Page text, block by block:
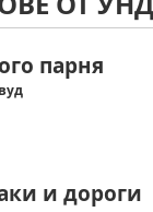
парня
и дороги